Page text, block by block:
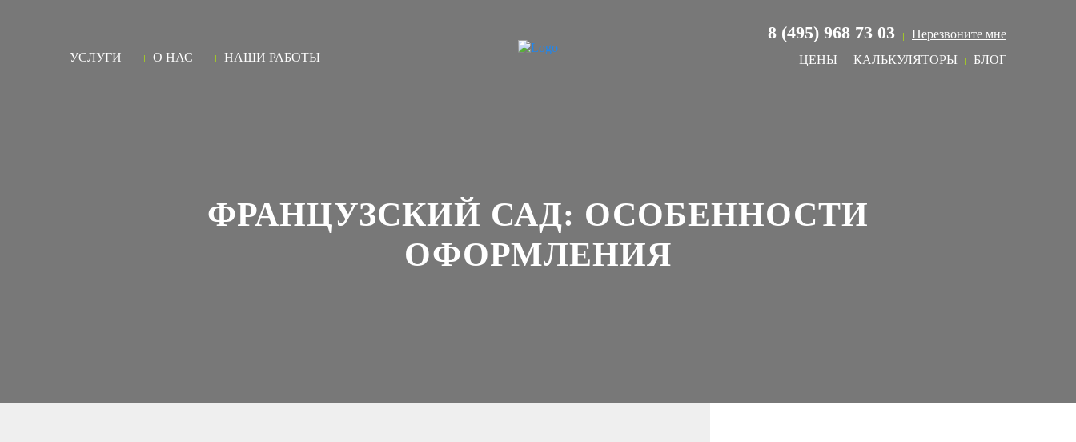
УСЛУГИ О НАС НАШИ РАБОТЫ
8 (495) 968 73 03
Перезвоните мне
ЦЕНЫ
КАЛЬКУЛЯТОРЫ БЛОГ
ФРАНЦУЗСКИЙ САД: ОСОБЕННОСТИ
ОФОРМЛЕНИЯ